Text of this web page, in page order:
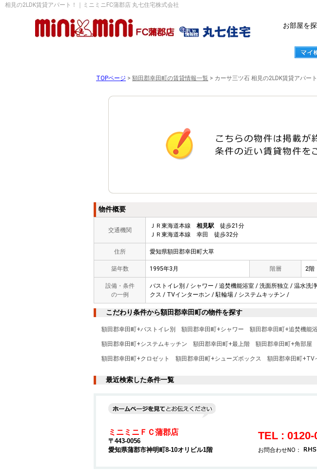
相見の2LDK賃貸アパート！｜ミニミニFC蒲郡店 丸七住宅株式会社
お部屋を
TOPページ > 額田郡幸田町の賃貸情報一覧 > カーサ三ツ石 相見の2LDK賃貸アパート
物件概要
交通機関
ＪＲ東海道本線 相見駅 徒歩21分
ＪＲ東海道本線 幸田 徒歩32分
住所 愛知県額田郡幸田町大草
築年数 1995年3月 階層 2階
設備・条件
の一例
バストイレ別 / シャワー / 追焚機能浴室 / 洗面所独立 / 温水洗
クス / TVインターホン / 駐輪場 / システムキッチン /
こだわり条件から額田郡幸田町の物件を探す
額田郡幸田町+バストイレ別 額田郡幸田町+シャワー 額田郡幸田町+追焚機能
額田郡幸田町+システムキッチン 額田郡幸田町+最上階 額田郡幸田町+角部屋
額田郡幸田町+クロゼット 額田郡幸田町+シューズボックス 額田郡幸田町+TV
最近検索した条件一覧
ミニミニＦＣ蒲郡店
〒443-0056
愛知県蒲郡市神明町8-10オリビル1階
TEL : 0120-
お問合わせNO：